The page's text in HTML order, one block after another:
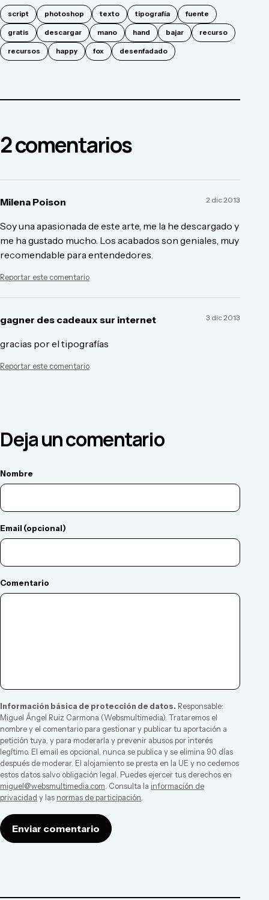
script photoshop texto tipografía fuente
gratis descargar mano hand bajar recurso
recursos happy fox desenfadado
2comentarios
Milena Poison 2 dic 2013
Soy una apasionada de este arte, me la he descargado y
me ha gustado mucho. Los acabados son geniales, muy
recomendable para entendedores.
Reportar este comentario
gagner des cadeaux sur internet 3 dic 2013
gracias por el tipografías
Reportar este comentario
Deja un comentario
Nombre
Email (opcional)
Comentario
Información básica de protección de datos. Responsable:
Miguel Ángel Ruiz Carmona (Websmultimedia). Trataremos el
nombre y el comentario para gestionar y publicar tu aportación a
petición tuya, y para moderarla y prevenir abusos por interés
legítimo. El email es opcional, nunca se publica y se elimina 90 días
después de moderar. El alojamiento se presta en la UE y no cedemos
estos datos salvo obligación legal. Puedes ejercer tus derechos en
miguel@websmultimedia.com . Consulta la información de
privacidad y las normas de participación
Enviar comentario